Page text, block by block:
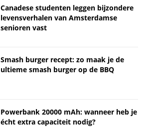
Canadese studenten leggen bijzondere
levensverhalen van Amsterdamse
senioren vast
Smash burger recept: zo maak je de
ultieme smash burger op de BBQ
Powerbank 20000 mAh: wanneer heb je
écht extra capaciteit nodig?